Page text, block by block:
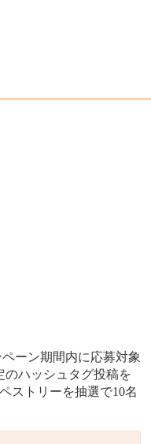
ーン期間内に応募対象
ハッシュタグ投稿を
ストリーを抽選で10名